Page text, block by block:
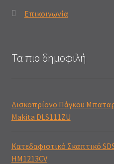
Επικοινωνία
Τα πιο δημοφιλή
Δισκοπρίονο Πάγκου
Makita DLS111ZU
Κατεδαφιστικό Σκαπτικό
HM1213CV